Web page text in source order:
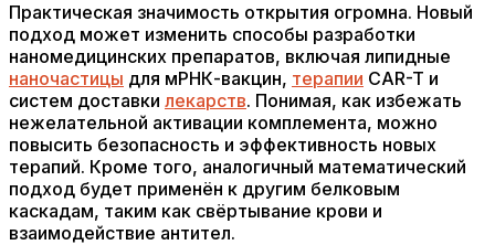
Практическая значимость открытия огромна. Новый
подход может изменить способы разработки
наномедицинских препаратов, включая липидные
наночастицы для мРНК-вакцин, терапии CAR-T и
систем доставки лекарств. Понимая, как избежать
нежелательной активации комплемента, можно
повысить безопасность и эффективность новых
терапий. Кроме того, аналогичный математический
подход будет применён к другим белковым
каскадам, таким как свёртывание крови и
взаимодействие антител.